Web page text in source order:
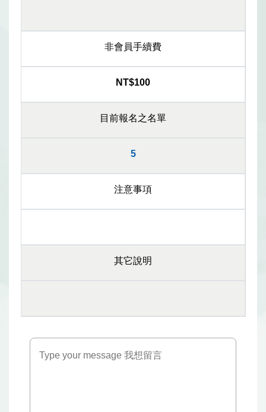
非會員手續費
NT$100
目前報名之名單
5
注意事項
其它說明